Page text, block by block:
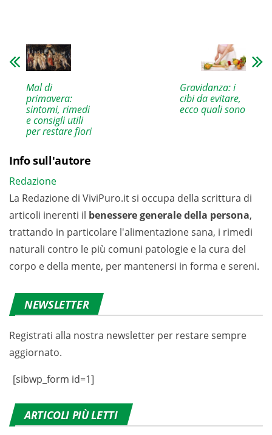
Mal di
primavera:
sintomi, rimedi
e consigli utili
per restare fiori
Gravidanza: i
cibi da evitare,
ecco quali sono
Info sull'autore
Redazione
La Redazione di ViviPuro.it si occupa della scrittura di
articoli inerenti il benessere generale della persona,
trattando in particolare l'alimentazione sana, i rimedi
naturali contro le più comuni patologie e la cura del
corpo e della mente, per mantenersi in forma e sereni.
NEWSLETTER
Registrati alla nostra newsletter per restare sempre
aggiornato.
[sibwp_form id=1]
ARTICOLI PIÙ LETTI